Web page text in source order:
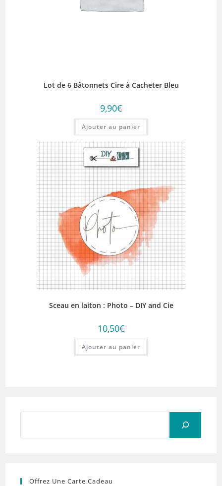
Lot de 6 Bâtonnets Cire à Cacheter Bleu
9,90€
Ajouter au panier
Sceau en laiton : Photo – DIY and Cie
10,50€
Ajouter au panier
Offrez Une Carte Cadeau